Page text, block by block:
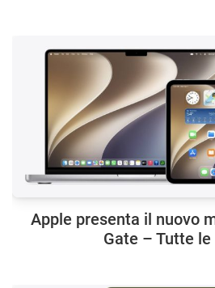
Apple presenta il nuovo
Gate – Tutte